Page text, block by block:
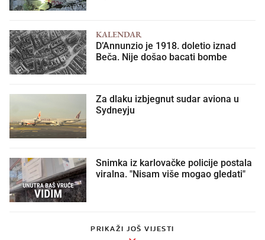
KALENDAR
D’Annunzio je 1918. doletio iznad
Beča. Nije došao bacati bombe
Za dlaku izbjegnut sudar aviona u
Sydneyju
Snimka iz karlovačke policije postala
viralna. "Nisam više mogao gledati"
PRIKAŽI JOŠ VIJESTI